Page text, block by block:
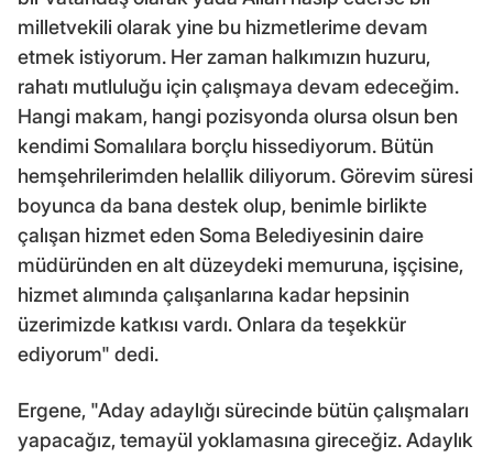
milletvekili olarak yine bu hizmetlerime devam
etmek istiyorum. Her zaman halkımızın huzuru,
rahatı mutluluğu için çalışmaya devam edeceğim.
Hangi makam, hangi pozisyonda olursa olsun ben
kendimi Somalılara borçlu hissediyorum. Bütün
hemşehrilerimden helallik diliyorum. Görevim süresi
boyunca da bana destek olup, benimle birlikte
çalışan hizmet eden Soma Belediyesinin daire
müdüründen en alt düzeydeki memuruna, işçisine,
hizmet alımında çalışanlarına kadar hepsinin
üzerimizde katkısı vardı. Onlara da teşekkür
ediyorum" dedi.
Ergene, "Aday adaylığı sürecinde bütün çalışmaları
yapacağız, temayül yoklamasına gireceğiz. Adaylık